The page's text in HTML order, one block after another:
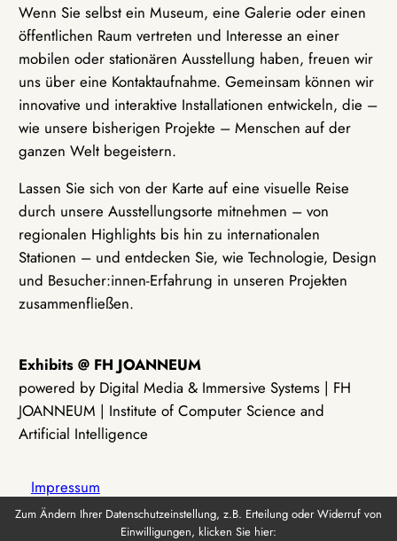
Wenn Sie selbst ein Museum, eine Galerie oder einen
öffentlichen Raum vertreten und Interesse an einer
mobilen oder stationären Ausstellung haben, freuen wir
uns über eine Kontaktaufnahme. Gemeinsam können wir
innovative und interaktive Installationen entwickeln, die –
wie unsere bisherigen Projekte – Menschen auf der
ganzen Welt begeistern.
Lassen Sie sich von der Karte auf eine visuelle Reise
durch unsere Ausstellungsorte mitnehmen – von
regionalen Highlights bis hin zu internationalen
Stationen – und entdecken Sie, wie Technologie, Design
und Besucher:innen-Erfahrung in unseren Projekten
zusammenfließen.
Exhibits @ FH JOANNEUM
powered by Digital Media & Immersive Systems | FH
JOANNEUM | Institute of Computer Science and
Artificial Intelligence
Impressum
Zum Ändern Ihrer Datenschutzeinstellung, z.B. Erteilung oder Widerruf von
Einwilligungen, klicken Sie hier: